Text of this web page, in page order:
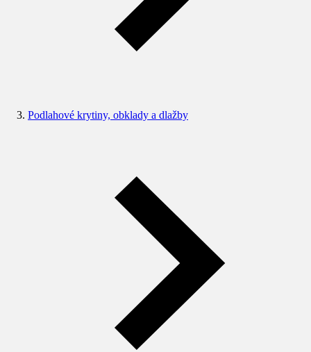
Podlahové krytiny, obklady a dlažby